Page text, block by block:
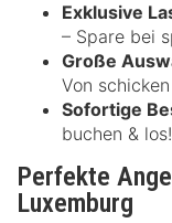
Exklusive
– Spare bei
Große
Von schicken
Sofortige
buchen & los!
Perfekte
Luxemburg